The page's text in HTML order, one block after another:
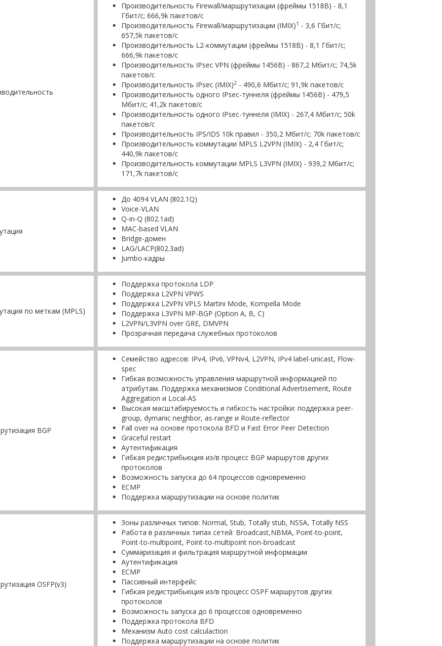
Производительность Firewall/маршрутизации (фреймы 1518B) - 8,1
Гбит/с; 666,9k пакетов/с
Производительность Firewall/маршрутизации (IMIX)1 - 3,6 Гбит/с;
657,5k пакетов/с
Производительность L2-коммутации (фреймы 1518B) - 8,1 Гбит/с;
666,9k пакетов/с
Производительность IPsec VPN (фреймы 1456B) - 867,2 Мбит/с; 74,5k
пакетов/с
Производительность IPsec (IMIX)2- 490,6 Мбит/с; 91,9k пакетов/с
Производительность одного IPsec-туннеля (фреймы 1456В) - 479,5
Мбит/с; 41,2k пакетов/с
Производительность одного IPsec-туннеля (IMIX) - 267,4 Мбит/с; 50k
пакетов/с
Производительность IPS/IDS 10k правил - 350,2 Мбит/с; 70k пакетов/с
Производительность коммутации MPLS L2VPN (IMIX) - 2,4 Гбит/с;
440,9k пакетов/с
Производительность коммутации MPLS L3VPN (IMIX) - 939,2 Мбит/с;
171,7k пакетов/с
До 4094 VLAN (802.1Q)
Voice-VLAN
Q-in-Q (802.1ad)
MAC-based VLAN
Bridge-домен
LAG/LACP(802.3ad)
Jumbo-кадры
по меткам (MPLS)
Поддержка протокола LDP
Поддержка L2VPN VPWS
Поддержка L2VPN VPLS Martini Mode, Kompella Mode
Поддержка L3VPN MP-BGP (Option A, B, C)
L2VPN/L3VPN over GRE, DMVPN
Прозрачная передача служебных протоколов
BGP
Семейство адресов: IPv4, IPv6, VPNv4, L2VPN, IPv4 label-unicast, Flow-
spec
Гибкая возможность управления маршрутной информацией по
атрибутам. Поддержка механизмов Сonditional Advertisement, Route
Aggregation и Local-AS
Высокая маcштабируемость и гибкость настройки: поддержка peer-
group, dymanic neighbor, as-range и Route-reflector
Fall over на основе протокола BFD и Fast Error Peer Detection
Graceful restart
Аутентификация
Гибкая редистрибьюция из/в процесс BGP маршрутов других
протоколов
Возможность запуска до 64 процессов одновременно
ECMP
Поддержка маршрутизации на основе политик
OSFP(v3)
Зоны различных типов: Normal, Stub, Totally stub, NSSA, Totally NSS
Работа в различных типах сетей: Broadcast,NBMA, Point-to-point,
Point-to-multipoint, Point-to-multipoint non-broadcast
Суммаризация и фильтрация маршрутной информации
Аутентификация
ECMP
Пассивный интерфейс
Гибкая редистрибьюция из/в процесс OSPF маршрутов других
протоколов
Возможность запуска до 6 процессов одновременно
Поддержка протокола BFD
Механизм Auto cost calculaction
Поддержка маршрутизации на основе политик